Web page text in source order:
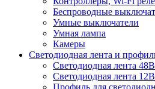
Беспроводные
Умные выключатели
Умная лампа
Камеры
Светодиодная лента и
Светодиодная лента 48В
Светодиодная лента 12В
Профиль для